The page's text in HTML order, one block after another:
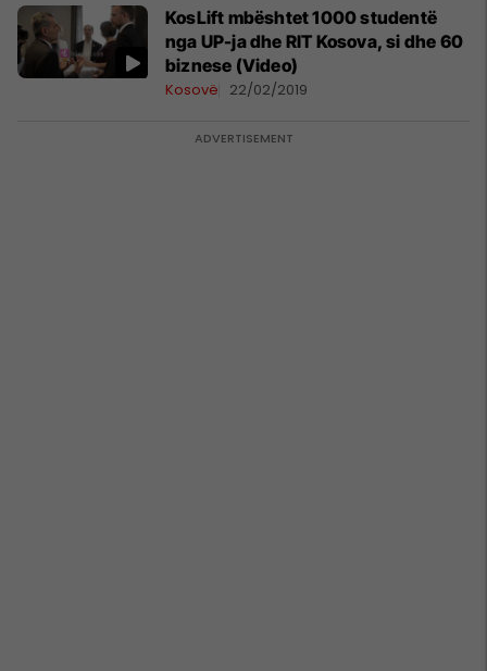
KosLift mbështet 1000 studentë
nga UP-ja dhe RIT Kosova, si dhe 60
biznese (Video)
Kosovë 22/02/2019